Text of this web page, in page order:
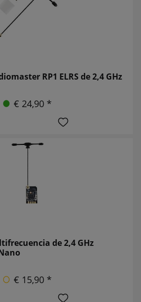
RP1 ELRS de 2,4 GHz
€ 24,90 *
de 2,4 GHz
€ 15,90 *